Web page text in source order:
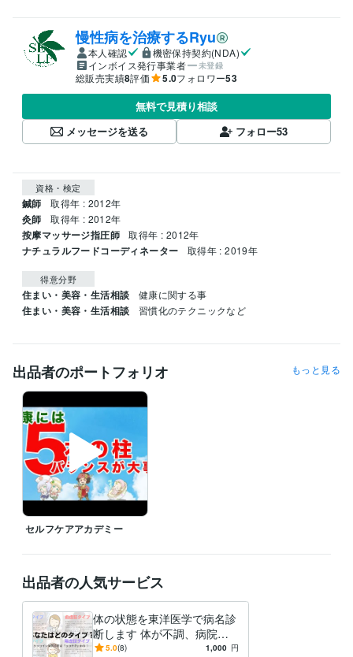
慢性病を治療するRyu
本人確認
機密保持契約(NDA)
インボイス発行事業者
未登録
総販売実績8評価 5.0フォロワー53
無料で見積り相談
メッセージを送る
フォロー53
資格・検定
鍼師 取得年 : 2012年
灸師 取得年 : 2012年
按摩マッサージ指圧師 取得年 : 2012年
ナチュラルフードコーディネーター 取得年 : 2019年
得意分野
住まい・美容・生活相談 健康に関する事
住まい・美容・生活相談 習慣化のテクニックなど
出品者のポートフォリオ もっと見る
セルフケアアカデミー
出品者の人気サービス
体の状態を東洋医学で病名診
断します 体が不調、病院で
「問題ない・薬だけ」と言わ
5.0(8) 1,000 円